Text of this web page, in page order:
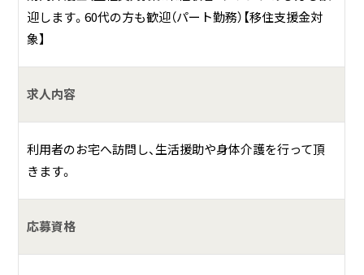
迎します。60代の方も歓迎（パート勤務）【移住支援金対
象】
求人内容
利用者のお宅へ訪問し、生活援助や身体介護を行って頂
きます。
応募資格